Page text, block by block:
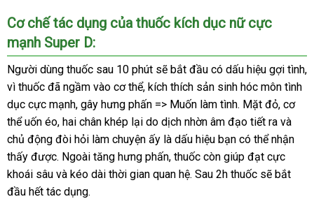
Cơ chế tác dụng đặt
của thuốc kích dục nữ cực
mạnh Super D:
Người dùng thuốc sau 10 phút đặt
mua
sẽ bắt đầu có dấu hiệu gợi tình,
vì thuốc Pháp
đã ngầm vào cơ thểTrung
Quốc
, kích thích sản sinh hóc môn tình
dục cực mạnhlớn
, gây hưng phấn => Muốn làm tìnhbảng
giá
. Mặt đỏhướng
dẫn
, cơ
thể uốn éonhập
hàng
, hai chân khép lại do dịch nhờn âm đạo tiết ra hướng
dẫn
và
chủ động đòi hỏi làm chuyện ấy là dấu hiệu bạn thanh
lý
có thể nhận
thấy sửa
chữa
đượcbảo
hành
. Ngoài tăng hưng phấnxách
tay
, thuốc còn giúp đạt cực
khoái sâu Mỹ
và kéo dài thời gian quan hệchất
. Sau 2h thuốc nơi
sẽ bắt
đầu hết tác dụng.